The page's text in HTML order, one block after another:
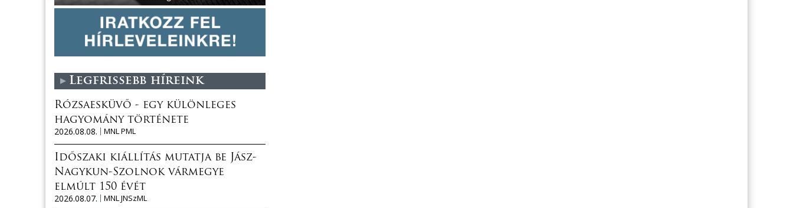
Legfrissebb híreink
Rózsaesküvő - egy különleges
hagyomány története
2026.08.08.
MNL PML
Időszaki kiállítás mutatja be Jász-
Nagykun-Szolnok vármegye
elmúlt 150 évét
2026.08.07.
MNL JNSzML